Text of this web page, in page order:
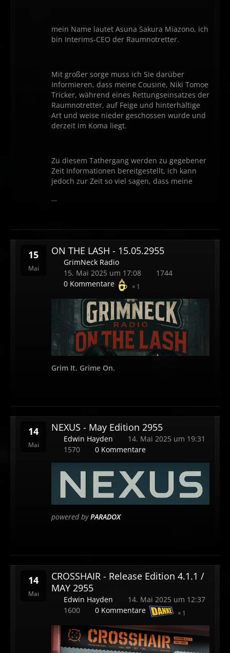
mein Name lautet Asuna Sakura Miazono, ich
bin Interims-CEO der Raumnotretter.
Mit großer sorge muss ich Sie darüber
Informieren, dass meine Cousine, Niki Tomoe
Tricker, während eines Rettungseinsatzes der
Raumnotretter, auf Feige und hinterhältige
Art und weise nieder geschossen wurde und
derzeit im Koma liegt.
Zu diesem Tathergang werden zu gegebener
Zeit Informationen bereitgestellt, ich kann
jedoch zur Zeit so viel sagen, dass meine
…
15
Mai
ON THE LASH - 15.05.2955
GrimNeck Radio
15. Mai 2025 um 17:08
1744
0 Kommentare
1
Grim It. Grime On.
14
Mai
NEXUS - May Edition 2955
Edwin Hayden
14. Mai 2025 um 19:31
1570
0 Kommentare
powered byPARADOX
14
Mai
CROSSHAIR - Release Edition 4.1.1 /
MAY 2955
Edwin Hayden
14. Mai 2025 um 12:37
1600
0 Kommentare 1